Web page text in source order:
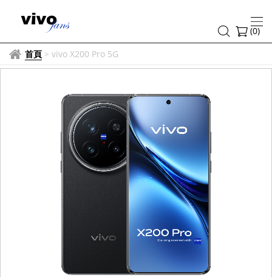
(0)
首頁 > vivo X200 Pro 5G